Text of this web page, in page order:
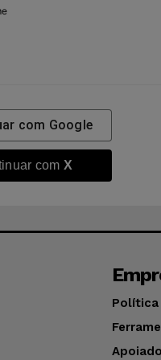
com Google
com X
Política